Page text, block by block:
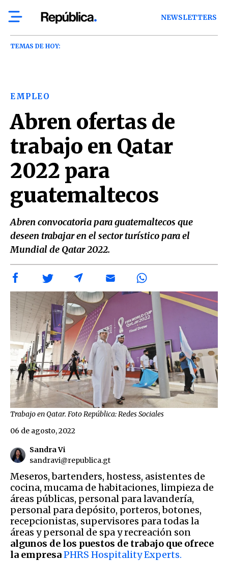
NEWSLETTERS
TEMAS DE HOY:
EMPLEO
Abren ofertas de
trabajo en Qatar
2022 para
guatemaltecos
Abren convocatoria para guatemaltecos que
deseen trabajar en el sector turístico para el
Mundial de Qatar 2022.
Trabajo en Qatar. Foto República: Redes Sociales
Sandra Vi
sandravi@republica.gt
06 de agosto, 2022
Meseros, bartenders, hostess, asistentes de
cocina, mucama de habitaciones, limpieza de
áreas públicas, personal para lavandería,
personal para depósito, porteros, botones,
recepcionistas, supervisores para todas la
áreas y personal de spa y recreación son
algunos de los puestos de trabajo que ofrece
la empresaPHRS Hospitality Experts.